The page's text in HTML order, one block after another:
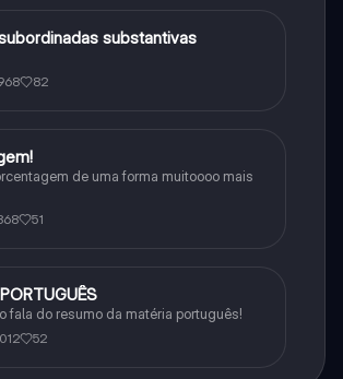
substantivas
82
de uma forma muitoooo mais
51
fala do resumo da matéria português!
52